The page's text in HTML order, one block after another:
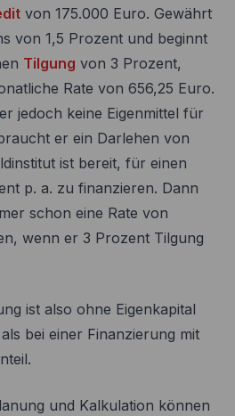
von 175.000 Euro. Gewährt
von 1,5 Prozent und beginnt
Tilgung von 3 Prozent,
Rate von 656,25 Euro.
jedoch keine Eigenmittel für
er ein Darlehen von
ist bereit, für einen
p. a. zu finanzieren. Dann
schon eine Rate von
wenn er 3 Prozent Tilgung
ist also ohne Eigenkapital
bei einer Finanzierung mit
und Kalkulation können